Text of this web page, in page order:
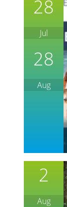
28
Jul
28
Aug
2
Aug